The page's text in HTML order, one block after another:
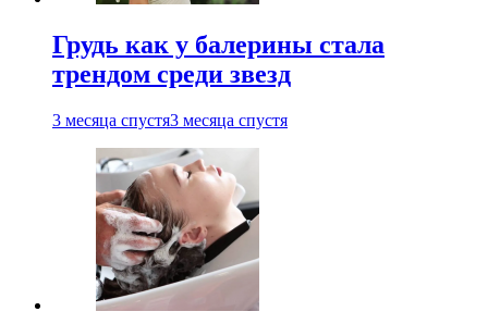
Грудь как у балерины стала
трендом среди звезд
3 месяца спустя3 месяца спустя